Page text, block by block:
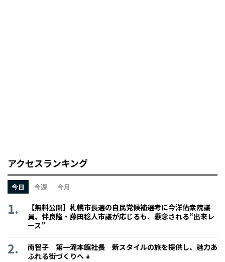
アクセスランキング
今日 今週 今月
【無料公開】札幌市長選の自民党候補選考に今洋佑衆院議
員、伴良隆・藤田稔人市議が応じるも、懸念される“出来レ
ース”
南智子 第一滝本館社長 新スタイルの旅を提供し、魅力あ
ふれる街づくりへ